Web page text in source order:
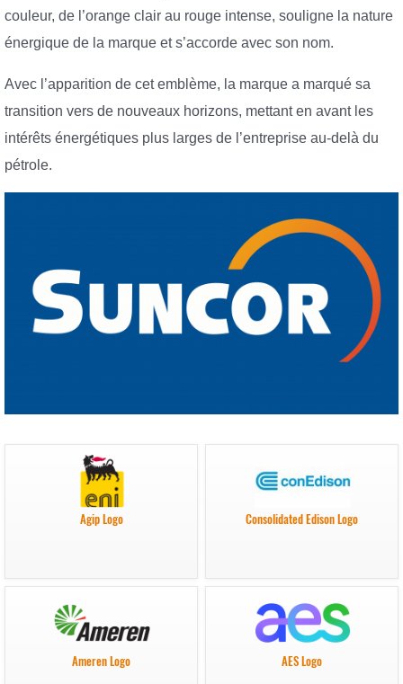
couleur, de l’orange clair au rouge intense, souligne la nature
énergique de la marque et s’accorde avec son nom.
Avec l’apparition de cet emblème, la marque a marqué sa
transition vers de nouveaux horizons, mettant en avant les
intérêts énergétiques plus larges de l’entreprise au-delà du
pétrole.
Agip Logo Consolidated Edison Logo
Ameren Logo AES Logo